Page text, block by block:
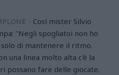
- Così mister Silvio
"Negli spogliatoi non ho
di mantenere il ritmo.
una linea molto alta c'è la
possano fare delle giocate.